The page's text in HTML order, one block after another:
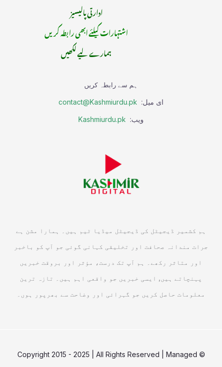
ادارتی پالیسیز
اشتہارات کیلئے ابھی رابطہ کریں
ہمارے لیے لکھیں
ہم سے رابطہ کریں
ای میل: contact@Kashmiurdu.pk
ویب: Kashmiurdu.pk
ہم کشمیر ڈیجیٹل کی ڈیجیٹل میڈیا ٹیم ہیں۔ ہمارا مشن ہے
جرات مندانہ صحافت اور تخلیقی کہانی گوئی جو آپ کو باخبر
اور متاثر رکھے۔ ہم آپ تک درست، مؤثر اور بروقت خبریں
پہنچاتے ہیں, ایسی خبریں جو واقعی اہم ہیں۔ تازہ ترین
معلومات حاصل کریں جو گہرائی اور وضاحت سے بھرپور ہوں۔
© Copyright 2015 - 2025 | All Rights Reserved | Managed